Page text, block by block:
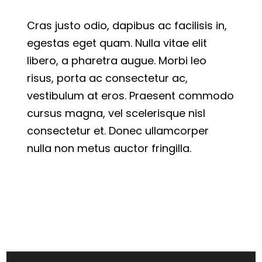
Cras justo odio, dapibus ac facilisis in,
egestas eget quam. Nulla vitae elit
libero, a pharetra augue. Morbi leo
risus, porta ac consectetur ac,
vestibulum at eros. Praesent commodo
cursus magna, vel scelerisque nisl
consectetur et. Donec ullamcorper
nulla non metus auctor fringilla.